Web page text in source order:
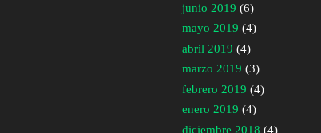
junio 2019 (6)
mayo 2019 (4)
abril 2019 (4)
marzo 2019 (3)
febrero 2019 (4)
enero 2019 (4)
diciembre 2018 (4)